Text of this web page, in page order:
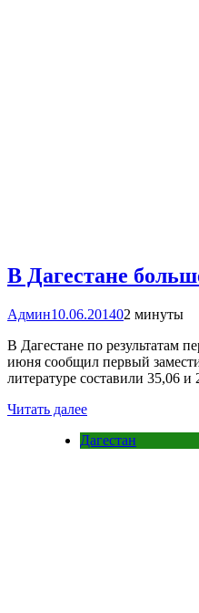
В Дагестане
Админ10.06.201402 минуты
В Дагестане по результатам
июня сообщил первый
литературе составили 35,06
Читать далее
Дагестан